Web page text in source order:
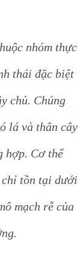
nhóm thực
thái đặc biệt
chủ. Chúng
lá và thân cây
hợp. Cơ thể
tồn tại dưới
mạch rễ của